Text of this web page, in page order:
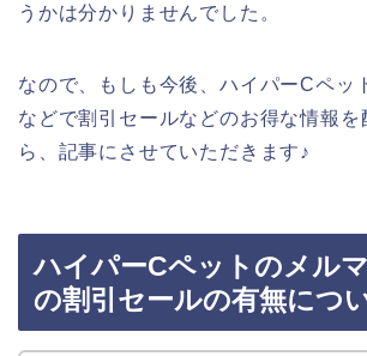
うかは分かりませんでした。
なので、もしも今後、ハイパーCペッ
などで割引セールなどのお得な情報を
ら、記事にさせていただきます♪
ハイパーCペットのメル
の割引セールの有無につ